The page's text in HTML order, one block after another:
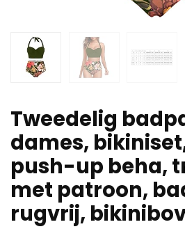
Tweedelig
dames,
push-up beha,
met patroon,
rugvrij,